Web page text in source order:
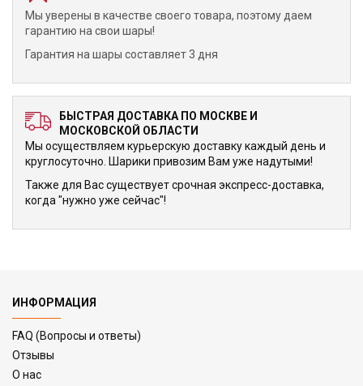
Мы уверены в качестве своего товара, поэтому даем
гарантию на свои шары!
Гарантия на шары составляет 3 дня
БЫСТРАЯ ДОСТАВКА ПО МОСКВЕ И
МОСКОВСКОЙ ОБЛАСТИ
Мы осуществляем курьерскую доставку каждый день и
круглосуточно. Шарики привозим Вам уже надутыми!
Также для Вас существует срочная экспресс-доставка,
когда "нужно уже сейчас"!
ИНФОРМАЦИЯ
FAQ (Вопросы и ответы)
Отзывы
О нас